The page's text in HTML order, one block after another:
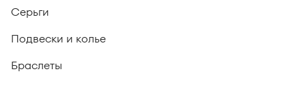
Серьги
Подвески и колье
Браслеты